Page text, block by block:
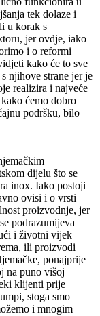
tek dolaze i
u korak s
jer ovdje, iako
i o reformi
kako će to sve
njihove strane jer je
realizira i najveće
ćemo dobro
podršku, bilo
dijelu što se
inox. Iako postoji
ovisi i o vrsti
proizvodnje, jer
podrazumijeva
i životni vijek
ili proizvodi
ponajprije
na puno višoj
klijenti prije
stoga smo
i mnogim